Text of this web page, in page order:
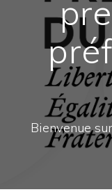
Bienvenue